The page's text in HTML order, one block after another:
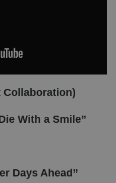
Collaboration)
With a Smile”
Days Ahead”